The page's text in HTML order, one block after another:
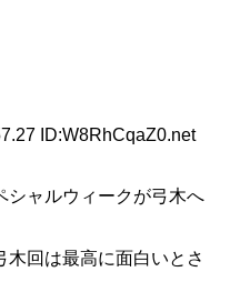
ID:W8RhCqaZ0.net
シャルウィークが弓木へ
木回は最高に面白いとさ